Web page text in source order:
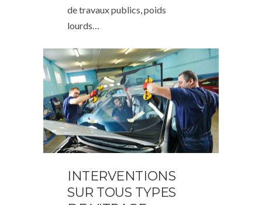
de travaux publics, poids
lourds…
INTERVENTIONS
SUR TOUS TYPES